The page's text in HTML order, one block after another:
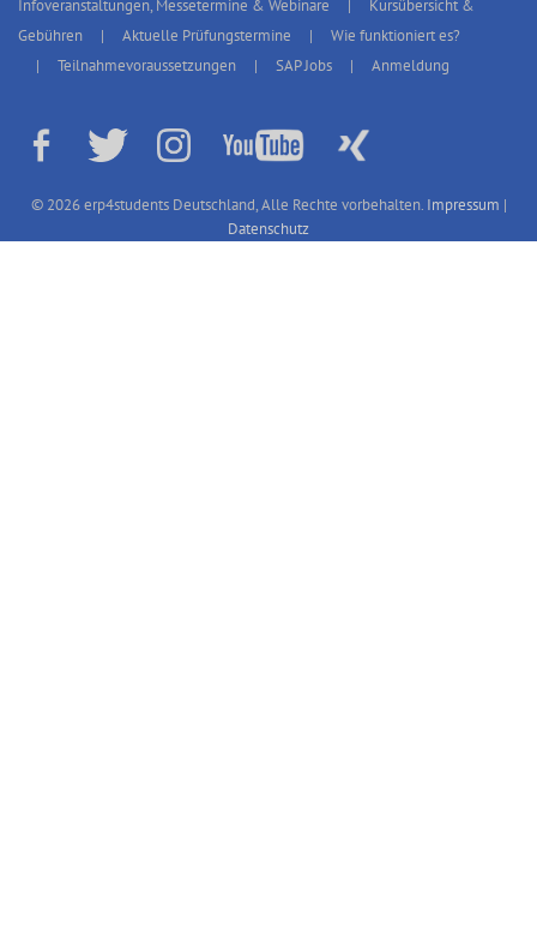
Infoveranstaltungen, Messetermine & Webinare
Kursübersicht &
Gebühren
Aktuelle Prüfungstermine
Wie funktioniert es?
Teilnahmevoraussetzungen
SAP Jobs Anmeldung
© 2026 erp4students Deutschland, Alle Rechte vorbehalten. Impressum |
Datenschutz